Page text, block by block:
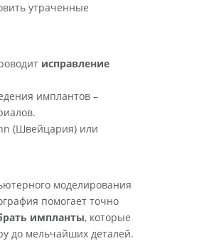
утраченные
исправление
имплантов –
(Швейцария) или
моделирования
помогает точно
импланты, которые
до мельчайших деталей.